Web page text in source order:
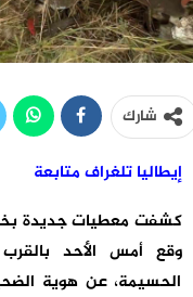
شارك
إيطاليا تلغراف متابعة
كشفت معطيات جديدة
وقع أمس الأحد
الحسيمة، عن هوية